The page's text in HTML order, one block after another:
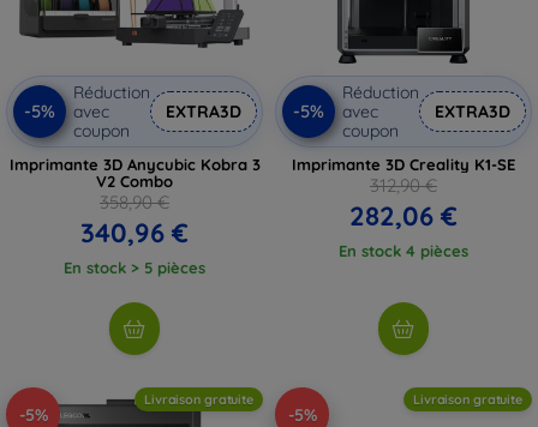
-5%
Réduction
avec
coupon
EXTRA3D
Imprimante 3D Anycubic Kobra 3
V2 Combo
358,90 €
340,96 €
En stock > 5 pièces
-5%
Réduction
avec
coupon
EXTRA3D
Imprimante 3D Creality K1-SE
312,90 €
282,06 €
En stock 4 pièces
-5%
Livraison gratuite
-5%
Livraison gratuite